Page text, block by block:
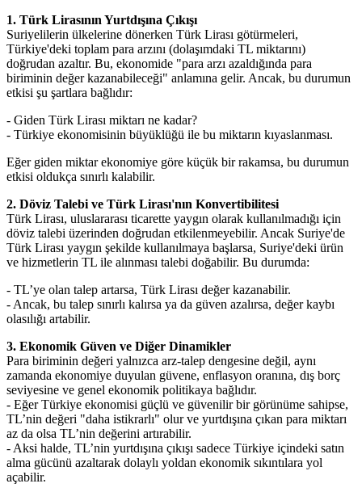
1. Türk Lirasının Yurtdışına Çıkışı
Suriyelilerin ülkelerine dönerken Türk Lirası götürmeleri,
Türkiye'deki toplam para arzını (dolaşımdaki TL miktarını)
doğrudan azaltır. Bu, ekonomide "para arzı azaldığında para
biriminin değer kazanabileceği" anlamına gelir. Ancak, bu durumun
etkisi şu şartlara bağlıdır:
- Giden Türk Lirası miktarı ne kadar?
- Türkiye ekonomisinin büyüklüğü ile bu miktarın kıyaslanması.
Eğer giden miktar ekonomiye göre küçük bir rakamsa, bu durumun
etkisi oldukça sınırlı kalabilir.
2. Döviz Talebi ve Türk Lirası'nın Konvertibilitesi
Türk Lirası, uluslararası ticarette yaygın olarak kullanılmadığı için
döviz talebi üzerinden doğrudan etkilenmeyebilir. Ancak Suriye'de
Türk Lirası yaygın şekilde kullanılmaya başlarsa, Suriye'deki ürün
ve hizmetlerin TL ile alınması talebi doğabilir. Bu durumda:
- TL’ye olan talep artarsa, Türk Lirası değer kazanabilir.
- Ancak, bu talep sınırlı kalırsa ya da güven azalırsa, değer kaybı
olasılığı artabilir.
3. Ekonomik Güven ve Diğer Dinamikler
Para biriminin değeri yalnızca arz-talep dengesine değil, aynı
zamanda ekonomiye duyulan güvene, enflasyon oranına, dış borç
seviyesine ve genel ekonomik politikaya bağlıdır.
- Eğer Türkiye ekonomisi güçlü ve güvenilir bir görünüme sahipse,
TL’nin değeri "daha istikrarlı" olur ve yurtdışına çıkan para miktarı
az da olsa TL’nin değerini artırabilir.
- Aksi halde, TL’nin yurtdışına çıkışı sadece Türkiye içindeki satın
alma gücünü azaltarak dolaylı yoldan ekonomik sıkıntılara yol
açabilir.